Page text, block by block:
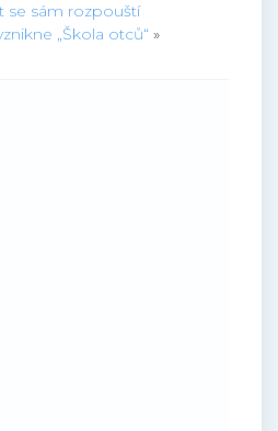
se sám rozpouští
„Škola otců“ »